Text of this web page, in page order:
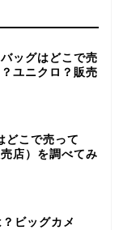
ッグはどこで売
ユニクロ？販売
どこで売って
店）を調べてみ
ビッグカメ